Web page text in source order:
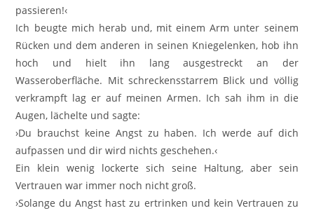
passieren!‹
Ich beugte mich herab und, mit einem Arm unter seinem
Rücken und dem anderen in seinen Kniegelenken, hob ihn
hoch und hielt ihn lang ausgestreckt an der
Wasseroberfläche. Mit schreckensstarrem Blick und völlig
verkrampft lag er auf meinen Armen. Ich sah ihm in die
Augen, lächelte und sagte:
›Du brauchst keine Angst zu haben. Ich werde auf dich
aufpassen und dir wird nichts geschehen.‹
Ein klein wenig lockerte sich seine Haltung, aber sein
Vertrauen war immer noch nicht groß.
›Solange du Angst hast zu ertrinken und kein Vertrauen zu